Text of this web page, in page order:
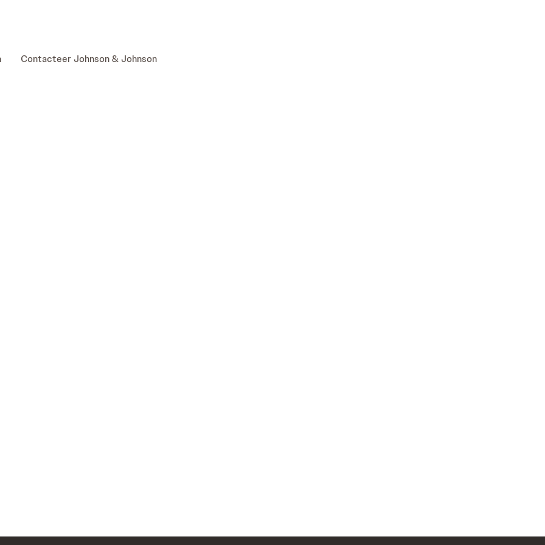
Contacteer Johnson & Johnson